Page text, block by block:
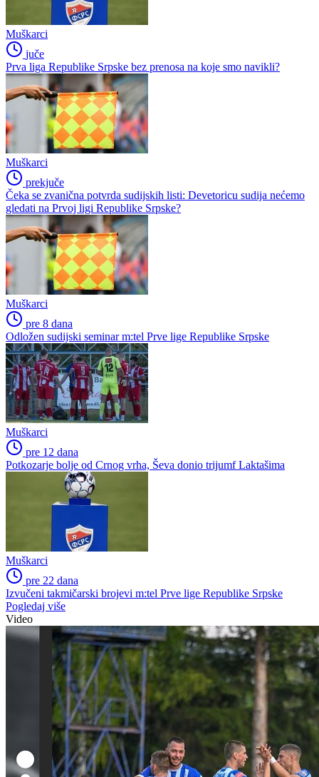
Muškarci
juče
Prva liga Republike Srpske bez prenosa na koje smo navikli?
Muškarci
prekjuče
Čeka se zvanična potvrda sudijskih listi: Devetoricu sudija nećemo
gledati na Prvoj ligi Republike Srpske?
Muškarci
pre 8 dana
Odložen sudijski seminar m:tel Prve lige Republike Srpske
Muškarci
pre 12 dana
Potkozarje bolje od Crnog vrha, Ševa donio trijumf Laktašima
Muškarci
pre 22 dana
Izvučeni takmičarski brojevi m:tel Prve lige Republike Srpske
Pogledaj više
Video